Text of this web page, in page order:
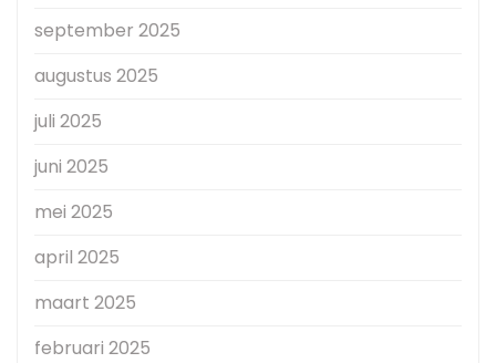
september 2025
augustus 2025
juli 2025
juni 2025
mei 2025
april 2025
maart 2025
februari 2025